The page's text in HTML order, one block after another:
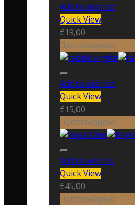
Add to wishlist
Quick View
€19,00
Προτεινόμενο
Add to wishlist
Quick View
€15,00
Προτεινόμενο
Add to wishlist
Quick View
€45,00
Προτεινόμενο